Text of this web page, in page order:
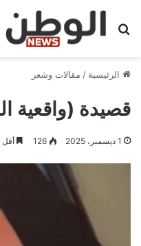
بحث عن
الرئيسية / مقالات وشعر
قصيدة (واقعية
1 ديسمبر، 2025 126 أقل